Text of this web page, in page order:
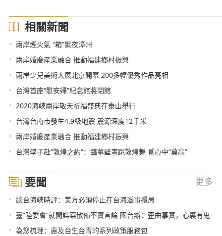
相關新聞
• 兩岸煙火氣 “箱”聚夜漳州
• 兩岸婚慶産業融合 推動福建鄉村振興
• 兩岸少兒美術大展北京開幕 200多幅優秀作品亮相
• 台灣首座“慰安婦”紀念館將閉館
• 2020海峽兩岸敬天祈福盛典在泰山舉行
• 台灣台南市發生4.9級地震 震源深度12千米
• 兩岸婚慶産業融合 推動福建鄉村振興
• 台灣學子赴“敦煌之約”：臨摹壁畫跳敦煌舞 覓心中“莫高”
要聞 更多
• 總台海峽時評：美方必須停止在台海滋事攪局
• 臺“陸委會”就間諜案散佈不實言論 國台辦：歪曲事實，心裏有鬼
• 為您梳理：惠及台生台青的系列政策服務包